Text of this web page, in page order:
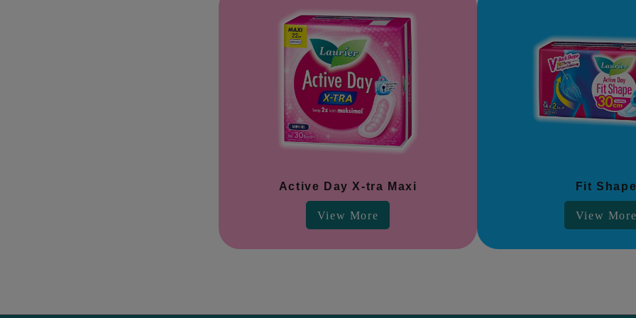
Active Day X-tra Maxi
View More
Fit
View